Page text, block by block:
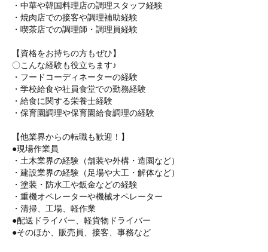
・中華や韓国料理店の調理スタッフ経験
・焼肉店での接客や調理補助経験
・喫茶店での調理師・調理員経験
【資格をお持ちの方もぜひ】
〇こんな経験も役立ちます♪
・フードコーディネーターの経験
・学校給食や社員食堂での勤務経験
・給食に関する栄養士経験
・保育園調理や保育園給食調理の経験
【他業界からの転職も歓迎！】
●現場作業員
・土木業界の経験（舗装や外構・造園など）
・建設業界の経験（足場や大工・解体など）
・塗装・防水工や鈑金などの経験
・重機オペレーターや機械オペレーター
・清掃、工場、軽作業
●配送ドライバー、軽貨物ドライバー
●そのほか、販売員、接客、事務など